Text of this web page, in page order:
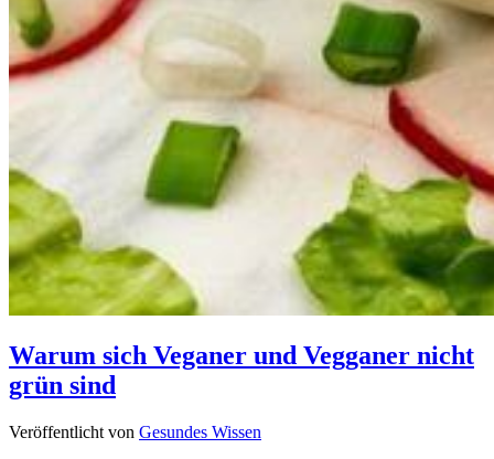
Warum sich Veganer und Vegganer nicht
grün sind
Veröffentlicht von Gesundes Wissen